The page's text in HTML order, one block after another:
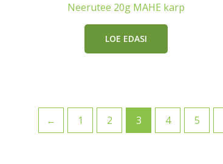
Neerutee 20g MAHE karp
LOE EDASI
← 1 2 3 4 5